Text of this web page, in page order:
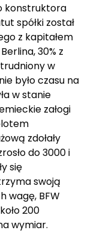
konstruktora
spółki został
z kapitałem
30% z
w
było czasu na
w stanie
załogi
zdołały
do 3000 i
się
swoją
wagę, BFW
200
wymiar.